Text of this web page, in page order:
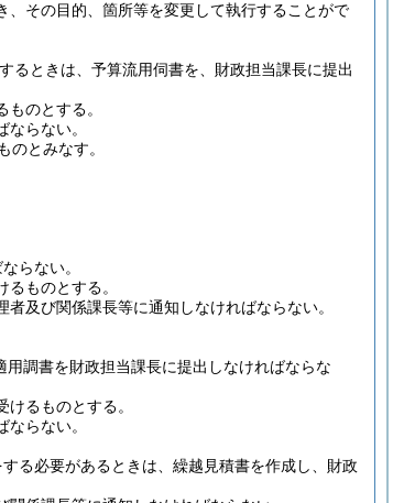
その目的、箇所等を変更して執行することがで
るときは、予算流用伺書を、財政担当課長に提出
のとする。
らない。
のとみなす。
らない。
ものとする。
及び関係課長等に通知しなければならない。
調書を財政担当課長に提出しなければならな
るものとする。
らない。
る必要があるときは、繰越見積書を作成し、財政